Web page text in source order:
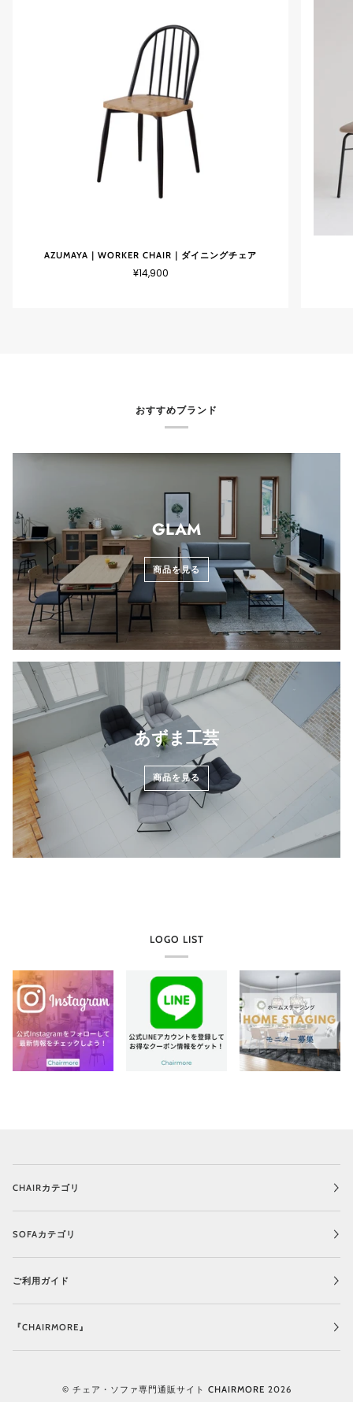
AZUMAYA｜WORKER CHAIR｜ダイニングチェア
¥14,900
おすすめブランド
GLAM
商品を見る
あずま工芸
商品を見る
LOGO LIST
CHAIRカテゴリ
SOFAカテゴリ
ご利用ガイド
『CHAIRMORE』
© チェア・ソファ専門通販サイト CHAIRMORE 2026